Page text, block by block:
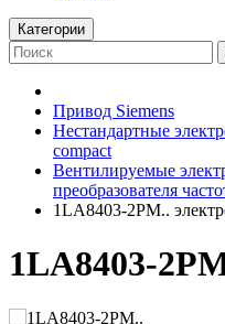
Категории
Привод Siemens
Нестандартные
compact
Вентилируемые
преобразователя
1LA8403-2PM..
1LA8403-